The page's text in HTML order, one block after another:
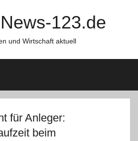
123.de
und Wirtschaft aktuell
für Anleger:
beim